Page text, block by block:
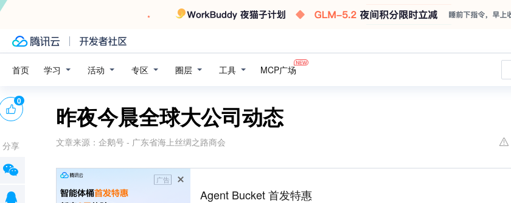
首页 学习 活动 专区 圈层 工具 MCP广场
昨夜今晨全球大公司动态
文章来源： 企鹅号 - 广东省海上丝绸之路商会
广告
Agent Bucket 首发特惠
0
分享